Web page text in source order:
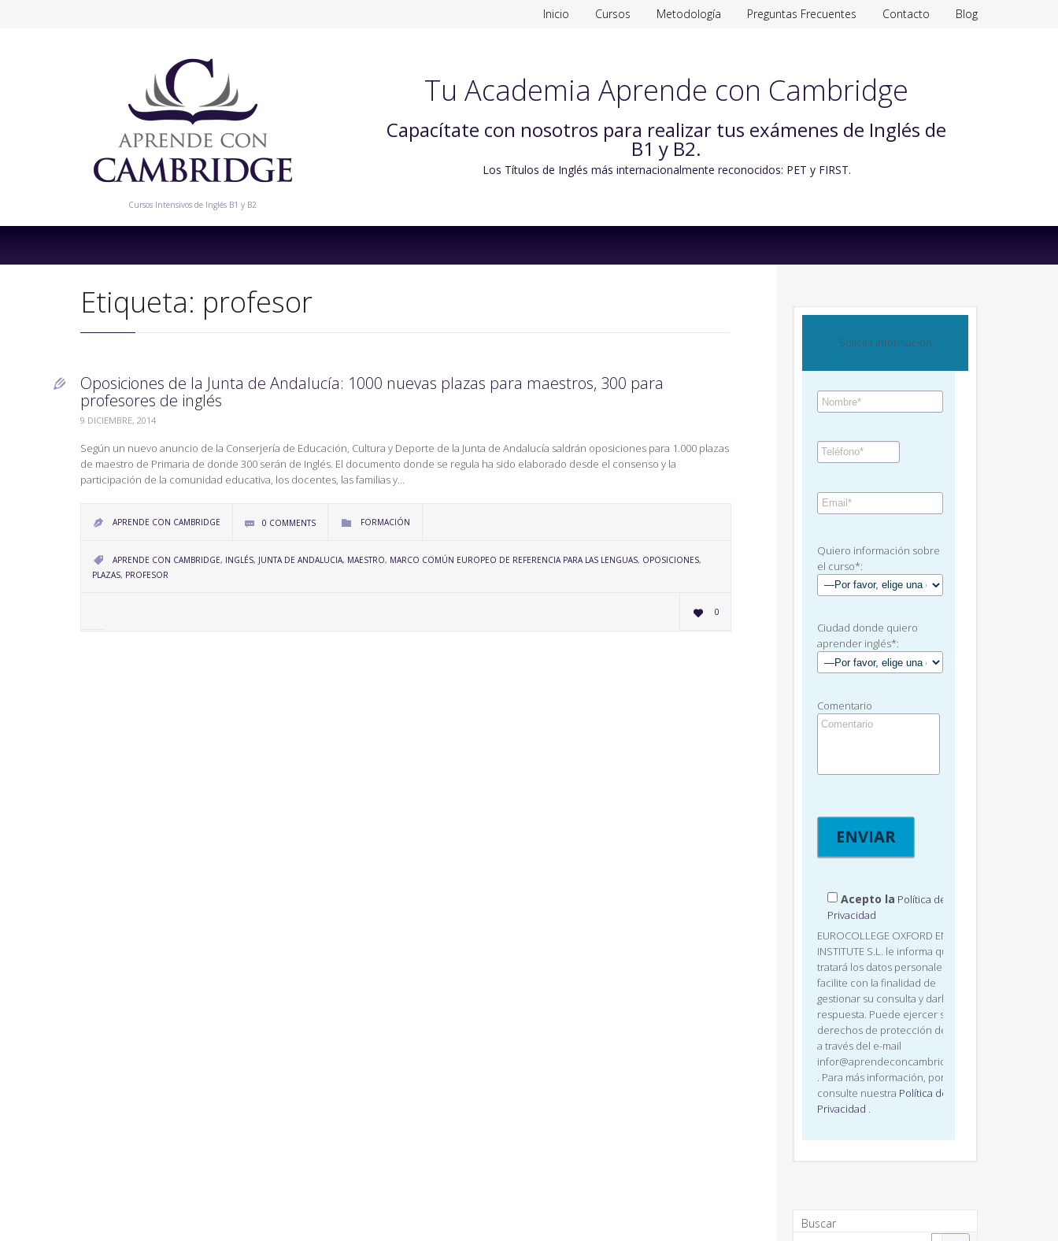
Inicio Cursos Metodología Preguntas Frecuentes Contacto Blog
Cursos Intensivos de Inglés B1 y B2
Tu Academia Aprende con Cambridge
Capacítate con nosotros para realizar tus exámenes de Inglés de
B1 y B2.
Los Títulos de Inglés más internacionalmente reconocidos: PET y FIRST.
content
Etiqueta: profesor

Oposiciones de la Junta de Andalucía: 1000 nuevas plazas para maestros, 300 para
profesores de inglés
9 DICIEMBRE, 2014
Según un nuevo anuncio de la Conserjería de Educación, Cultura y Deporte de la Junta de Andalucía saldrán oposiciones para 1.000 plazas
de maestro de Primaria de donde 300 serán de Inglés. El documento donde se regula ha sido elaborado desde el consenso y la
participación de la comunidad educativa, los docentes, las familias y…
 APRENDE CON CAMBRIDGE  0 COMMENTS  CATEGORY
FORMACIÓN
 CATEGORY
APRENDE CON CAMBRIDGE, INGLÉS, JUNTA DE ANDALUCIA, MAESTRO, MARCO COMÚN EUROPEO DE REFERENCIA PARA LAS LENGUAS, OPOSICIONES,
PLAZAS, PROFESOR
 LOVE
IT0
Solicita información
Quiero información sobre
el curso*:
Ciudad donde quiero
aprender inglés*:
Comentario
Acepto la Política de
Privacidad
EUROCOLLEGE OXFORD ENGLISH
INSTITUTE S.L. le informa que
tratará los datos personales que
facilite con la finalidad de
gestionar su consulta y darle
respuesta. Puede ejercer sus
derechos de protección de datos
a través del e-mail
infor@aprendeconcambridge.com
. Para más información, por favor,
consulte nuestra Política de
Privacidad .
Buscar